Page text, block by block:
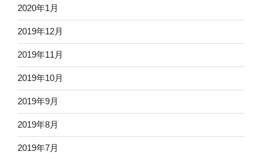
2020年1月
2019年12月
2019年11月
2019年10月
2019年9月
2019年8月
2019年7月